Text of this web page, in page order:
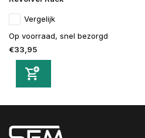
Vergelijk
Op voorraad, snel bezorgd
€33,95